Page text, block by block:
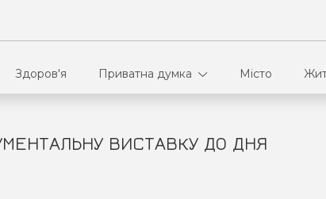
Здоров'я Приватна думка
В кулуарах
Місто
ВИСТАВКУ ДО ДНЯ